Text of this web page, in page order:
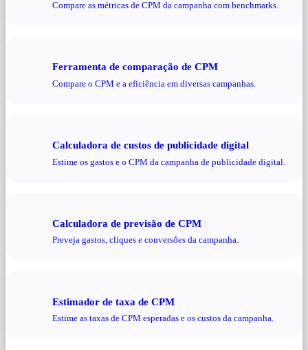
Compare as métricas de CPM da campanha com benchmarks.
Ferramenta de comparação de CPM
Compare o CPM e a eficiência em diversas campanhas.
Calculadora de custos de publicidade digital
Estime os gastos e o CPM da campanha de publicidade digital.
Calculadora de previsão de CPM
Preveja gastos, cliques e conversões da campanha.
Estimador de taxa de CPM
Estime as taxas de CPM esperadas e os custos da campanha.